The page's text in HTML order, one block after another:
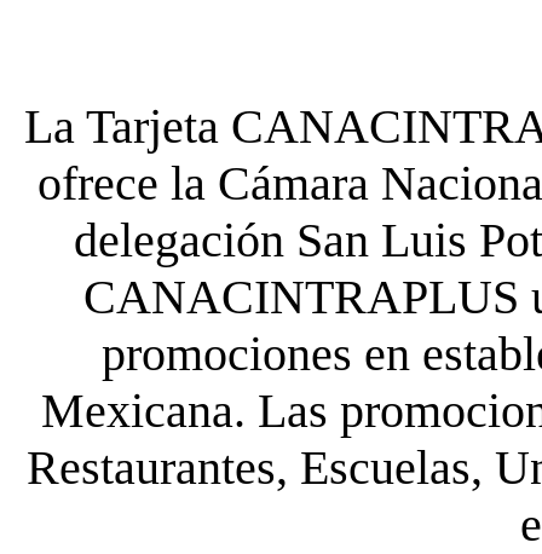
La Tarjeta
ofrece la Cámara
delegación San Luis
CANACINTRAPLUS
promociones en
Mexicana. Las
Restaurantes, Escuelas,